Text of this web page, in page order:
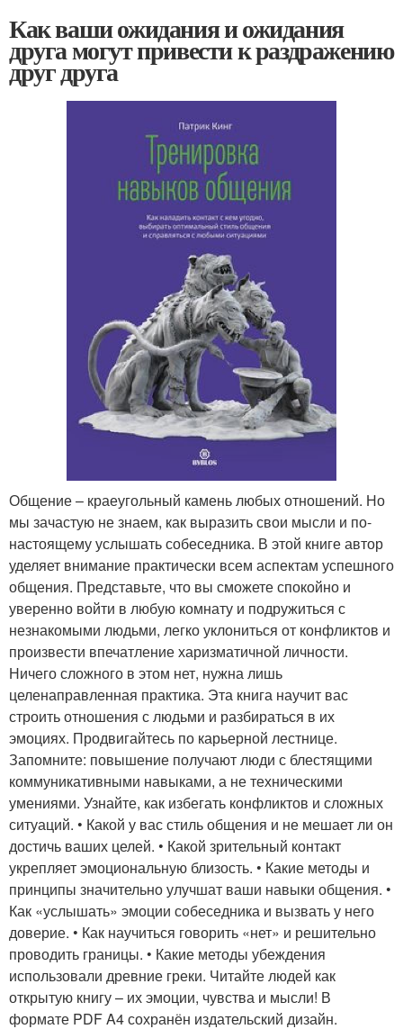
Как ваши ожидания и ожидания
друга могут привести к раздражению
друг друга
Общение – краеугольный камень любых отношений. Но
мы зачастую не знаем, как выразить свои мысли и по-
настоящему услышать собеседника. В этой книге автор
уделяет внимание практически всем аспектам успешного
общения. Представьте, что вы сможете спокойно и
уверенно войти в любую комнату и подружиться с
незнакомыми людьми, легко уклониться от конфликтов и
произвести впечатление харизматичной личности.
Ничего сложного в этом нет, нужна лишь
целенаправленная практика. Эта книга научит вас
строить отношения с людьми и разбираться в их
эмоциях. Продвигайтесь по карьерной лестнице.
Запомните: повышение получают люди с блестящими
коммуникативными навыками, а не техническими
умениями. Узнайте, как избегать конфликтов и сложных
ситуаций. • Какой у вас стиль общения и не мешает ли он
достичь ваших целей. • Какой зрительный контакт
укрепляет эмоциональную близость. • Какие методы и
принципы значительно улучшат ваши навыки общения. •
Как «услышать» эмоции собеседника и вызвать у него
доверие. • Как научиться говорить «нет» и решительно
проводить границы. • Какие методы убеждения
использовали древние греки. Читайте людей как
открытую книгу – их эмоции, чувства и мысли! В
формате PDF A4 сохранён издательский дизайн.